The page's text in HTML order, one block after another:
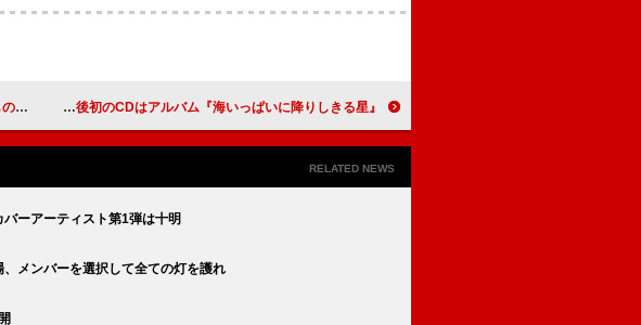
当 Aqua Timez、再結成後初のCDはアルバム『海いっぱいに降りしきる星』
RELATED NEWS
ーアーティスト第1弾は十明
メンバーを選択して全ての灯を護れ